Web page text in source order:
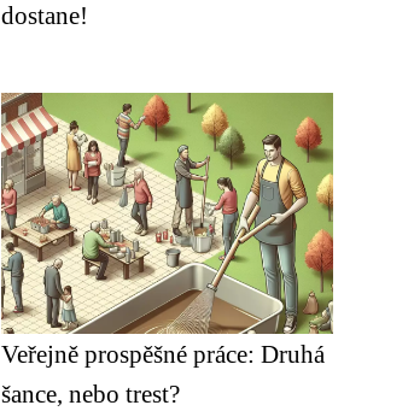
dostane!
Veřejně prospěšné práce: Druhá
šance, nebo trest?